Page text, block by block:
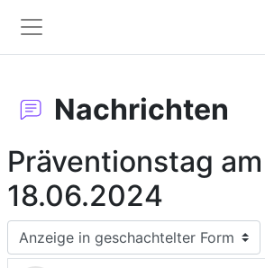
Website-Übersicht
Nachrichten
Präventionstag am
18.06.2024
Anzeigemodus